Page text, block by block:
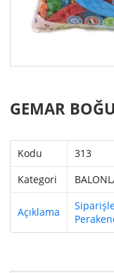
GEMAR
Kodu
313
Kategori
Açıklama